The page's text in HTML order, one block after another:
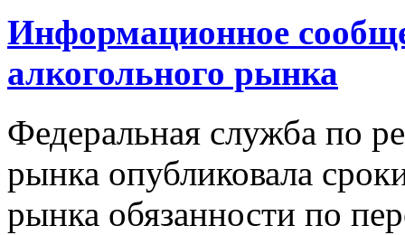
Информационное
алкогольного рынка
Федеральная служба по
рынка опубликовала
рынка обязанности по